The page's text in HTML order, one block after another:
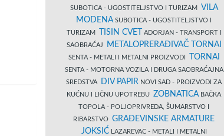
SUBOTICA - UGOSTITELJSTVO I TURIZAM VILA
MODENA SUBOTICA - UGOSTITELJSTVO I
TURIZAM
TISIN CVET
ADORJAN - TRANSPORT I
SAOBRAĆAJ
METALOPRERAĐIVAČ TORNAI
SENTA - METALI I METALNI PROIZVODI TORNAI
SENTA - MOTORNA VOZILA I DRUGA SAOBRAĆAJNA
SREDSTVA
DIV PAPIR NOVI SAD - PROIZVODI ZA
KUĆNU I LIČNU UPOTREBU ZOBNATICA BAČKA
TOPOLA - POLJOPRIVREDA, ŠUMARSTVO I
RIBARSTVO GRAĐEVINSKE ARMATURE
JOKSIĆLAZAREVAC - METALI I METALNI